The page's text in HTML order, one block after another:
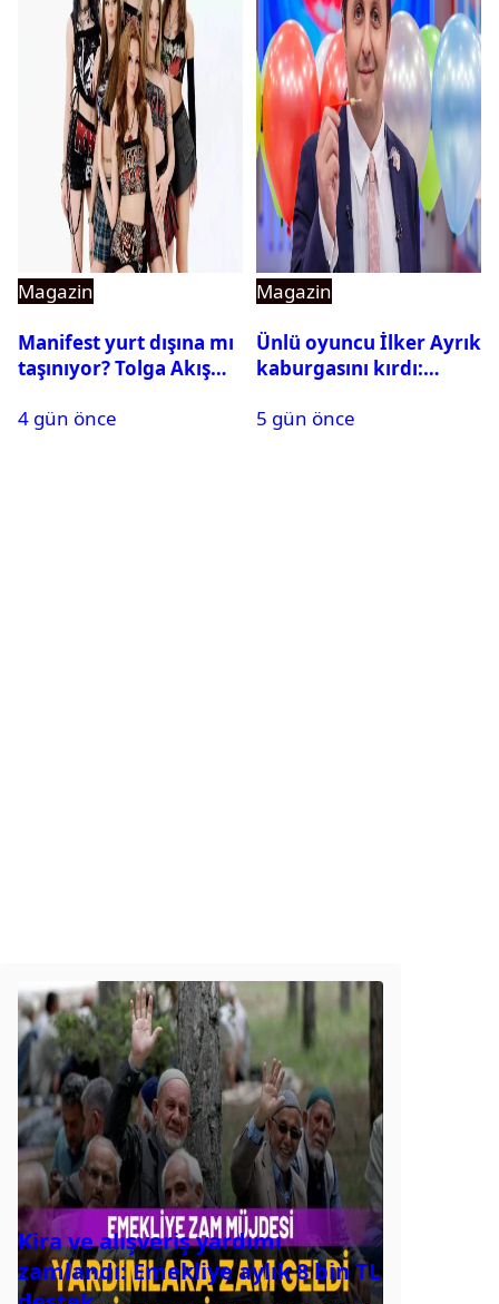
Magazin
Manifest yurt dışına mı
taşınıyor? Tolga Akış
4 gün önce
Magazin
Ünlü oyuncu İlker Ayrık
kaburgasını kırdı:
5 gün önce
Kira ve alışveriş yardımı
zamlandı: Emekliye aylık 8 bin TL